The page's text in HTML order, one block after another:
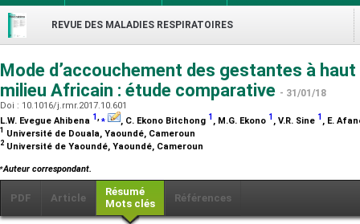
REVUE DES MALADIES RESPIRATOIRES
Mode d’accouchement des gestantes à haut
milieu Africain : étude comparative - 31/01/18
Doi : 10.1016/j.rmr.2017.10.601
L.W. Evegue Ahibena 1,⁎ , C. Ekono Bitchong 1 , M.G. Ekono 1 , V.R. Sine 1 , E.
1 Université de Douala, Yaoundé, Cameroun
2 Université de Yaoundé, Yaoundé, Cameroun
⁎Auteur correspondant.
PDF Article
Résumé
Mots clés
Références